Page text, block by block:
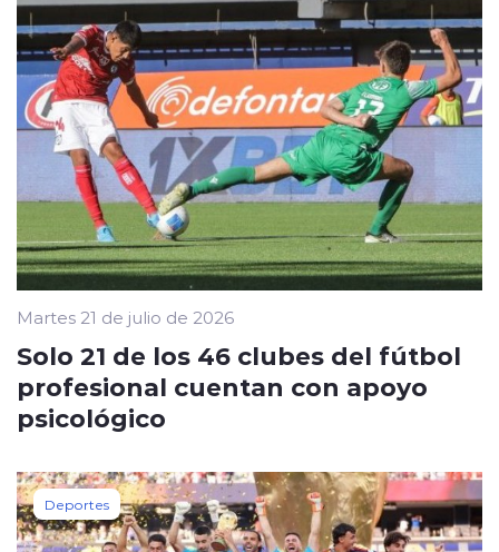
Martes 21 de julio de 2026
Solo 21 de los 46 clubes del fútbol
profesional cuentan con apoyo
psicológico
Deportes